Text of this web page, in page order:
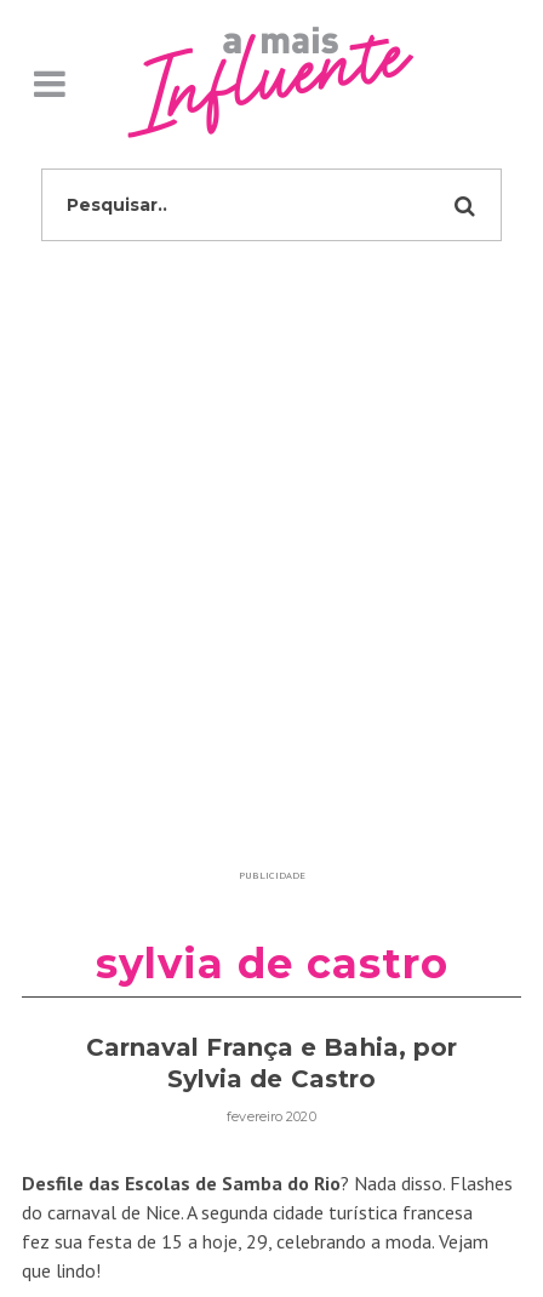
PUBLICIDADE
sylvia de castro
Carnaval França e Bahia, por
Sylvia de Castro
fevereiro 2020
Desfile das Escolas de Samba do Rio? Nada disso. Flashes
do carnaval de Nice. A segunda cidade turística francesa
fez sua festa de 15 a hoje, 29, celebrando a moda. Vejam
que lindo!